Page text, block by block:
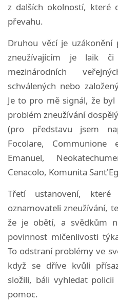
z dalších okolností, které
převahu.
Druhou věcí je
zneužívajícím je laik
mezinárodních
schválených nebo
Je to pro mě signál, že
problém zneužívání
(pro představu jsem
Focolare, Communione
Emanuel,
Cenacolo, Komunita
Třetí ustanovení,
oznamovateli zneužívání,
že je obětí, a svědkům
povinnost mlčenlivosti
To odstraní problémy ve
když se dříve kvůli
složili, báli vyhledat
pomoc.